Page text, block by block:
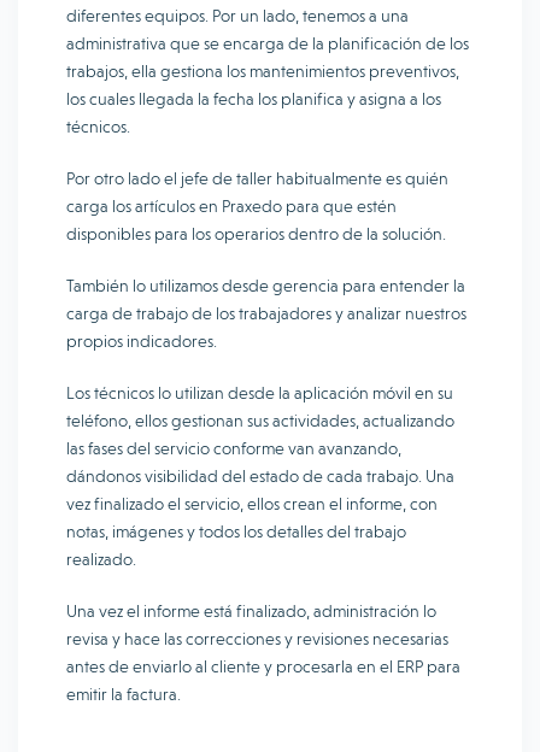
diferentes equipos. Por un lado, tenemos a una
administrativa que se encarga de la planificación de los
trabajos, ella gestiona los mantenimientos preventivos,
los cuales llegada la fecha los planifica y asigna a los
técnicos.
Por otro lado el jefe de taller habitualmente es quién
carga los artículos en Praxedo para que estén
disponibles para los operarios dentro de la solución.
También lo utilizamos desde gerencia para entender la
carga de trabajo de los trabajadores y analizar nuestros
propios indicadores.
Los técnicos lo utilizan desde la aplicación móvil en su
teléfono, ellos gestionan sus actividades, actualizando
las fases del servicio conforme van avanzando,
dándonos visibilidad del estado de cada trabajo. Una
vez finalizado el servicio, ellos crean el informe, con
notas, imágenes y todos los detalles del trabajo
realizado.
Una vez el informe está finalizado, administración lo
revisa y hace las correcciones y revisiones necesarias
antes de enviarlo al cliente y procesarla en el ERP para
emitir la factura.